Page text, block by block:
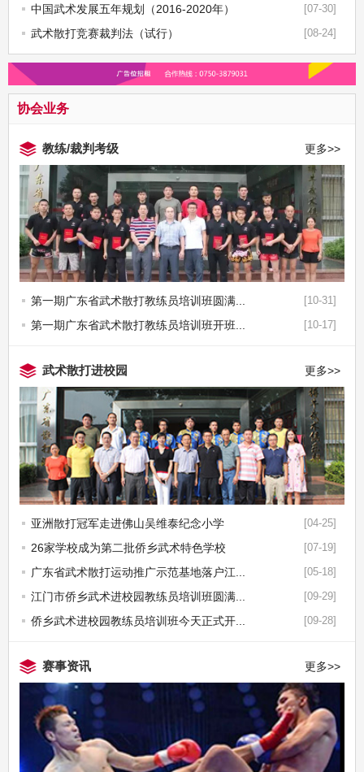
[07-30]
中国武术发展五年规划（2016-2020年）
[08-24]
武术散打竞赛裁判法（试行）
协会业务
更多>>
教练/裁判考级
[10-31]
第一期广东省武术散打教练员培训班圆满...
[10-17]
第一期广东省武术散打教练员培训班开班...
更多>>
武术散打进校园
[04-25]
亚洲散打冠军走进佛山吴维泰纪念小学
[07-19]
26家学校成为第二批侨乡武术特色学校
[05-18]
广东省武术散打运动推广示范基地落户江...
[09-29]
江门市侨乡武术进校园教练员培训班圆满...
[09-28]
侨乡武术进校园教练员培训班今天正式开...
更多>>
赛事资讯